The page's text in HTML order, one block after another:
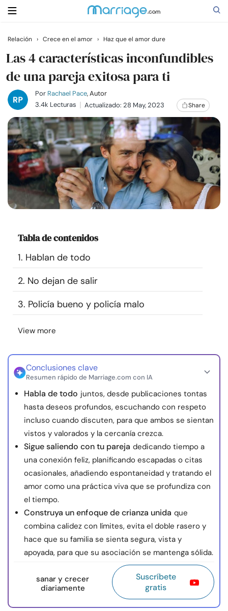
Buscar
Casarse
Relaciones
Familia
Ayuda
Cursos
Recursos
Comunidad
Sobre nosotros Contáctanos
nosotros
© Copyright 2026. Todos los derechos reservados.
Relación › Crece en el amor › Haz que el amor dure
Las 4 características inconfundibles
de una pareja exitosa para ti
Por Rachael Pace, Autor
3.4k Lecturas
Actualizado: 28 May, 2023 Share
Tabla de contenidos
1. Hablan de todo
2. No dejan de salir
3. Policía bueno y policía malo
View more
Conclusiones clave
Resumen rápido de Marriage.com con IA
Habla de todo juntos, desde publicaciones tontas
hasta deseos profundos, escuchando con respeto
incluso cuando discuten, para que ambos se sientan
vistos y valorados y la cercanía crezca.
Sigue saliendo con tu pareja dedicando tiempo a
una conexión feliz, planificando escapadas o citas
ocasionales, añadiendo espontaneidad y tratando el
amor como una práctica viva que se profundiza con
el tiempo.
Construya un enfoque de crianza unida que
combina calidez con límites, evita el doble rasero y
hace que su familia se sienta segura, vista y
apoyada, para que su asociación se mantenga sólida.
sanar y crecer
diariamente
Suscríbete
gratis